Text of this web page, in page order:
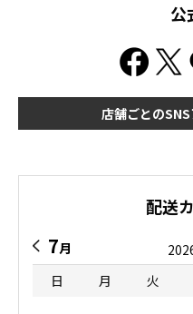
公
店舗ごとの
配送
7月
日
月 火